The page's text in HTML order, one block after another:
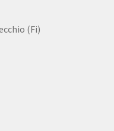
(Fi)